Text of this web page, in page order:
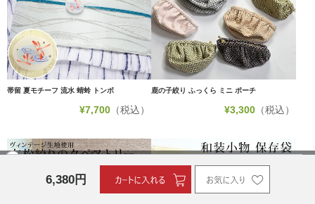
帯留 夏モチーフ 流水 蜻蛉 トンボ
¥7,700 （税込）
鹿の子絞り ふっくら ミニ ポーチ
¥3,300（税込）
6,380円